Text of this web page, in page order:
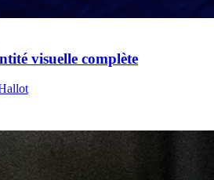
visuelle complète